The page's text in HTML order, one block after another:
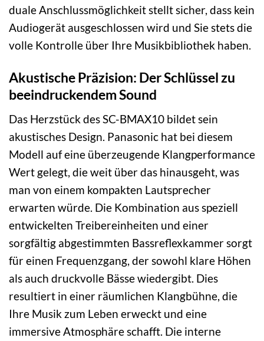
duale Anschlussmöglichkeit stellt sicher, dass kein
Audiogerät ausgeschlossen wird und Sie stets die
volle Kontrolle über Ihre Musikbibliothek haben.
Akustische Präzision: Der Schlüssel zu
beeindruckendem Sound
Das Herzstück des SC-BMAX10 bildet sein
akustisches Design. Panasonic hat bei diesem
Modell auf eine überzeugende Klangperformance
Wert gelegt, die weit über das hinausgeht, was
man von einem kompakten Lautsprecher
erwarten würde. Die Kombination aus speziell
entwickelten Treibereinheiten und einer
sorgfältig abgestimmten Bassreflexkammer sorgt
für einen Frequenzgang, der sowohl klare Höhen
als auch druckvolle Bässe wiedergibt. Dies
resultiert in einer räumlichen Klangbühne, die
Ihre Musik zum Leben erweckt und eine
immersive Atmosphäre schafft. Die interne